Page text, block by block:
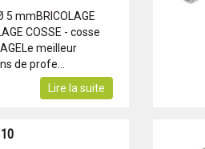
mmBRICOLAGE
COSSE - cosse
meilleur
de profe...
Lire la suite